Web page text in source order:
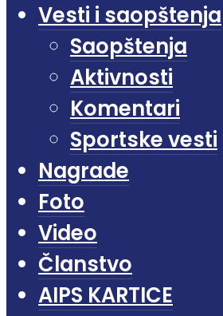
Vesti i saopštenja
Saopštenja
Aktivnosti
Komentari
Sportske vesti
Nagrade
Foto
Video
Članstvo
AIPS KARTICE